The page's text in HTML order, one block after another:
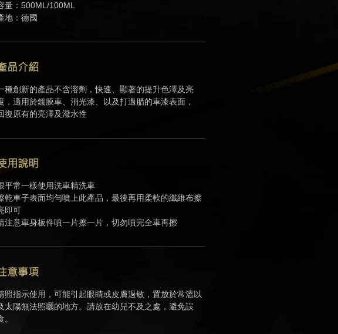
量： 500ML/100ML
地 ： 德國
品介紹
種創新的產品不含溶劑，快速、顯著的提升色澤及亮
，適用於鍍膜車、消光漆、以及打過腊的車漆表面，
復原有的亮澤及潑水性
用說明
平常一樣使用洗車精洗車
乾車子表面均勻噴上此產品，最後再用柔軟的纖維布擦
即可
注意車身板件噴一片擦一片，切勿噴完全車再擦
意事項
照指示使用，可能引起眼睛或皮膚過敏，置放於常溫以
太陽無法照曬的地方。請放在幼兒不及之處，避免誤
。